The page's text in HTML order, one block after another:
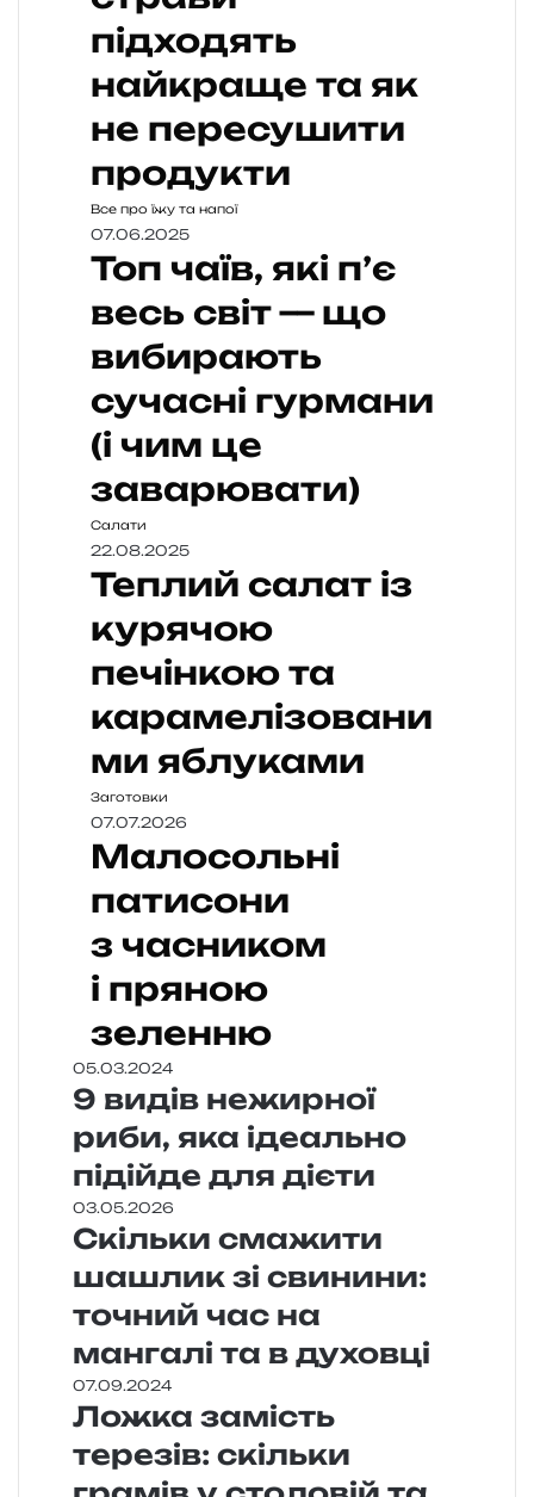
підходять
найкраще та як
не пересушити
продукти
Все про їжу та напої
07.06.2025
Топ чаїв, які п’є
весь світ — що
вибирають
сучасні гурмани
(і чим це
заварювати)
Салати
22.08.2025
Теплий салат із
курячою
печінкою та
карамелізовани
ми яблуками
Заготовки
07.07.2026
Малосольні
патисони
з часником
і пряною
зеленню
05.03.2024
9 видів нежирної
риби, яка ідеально
підійде для дієти
03.05.2026
Скільки смажити
шашлик зі свинини:
точний час на
мангалі та в духовці
07.09.2024
Ложка замість
терезів: скільки